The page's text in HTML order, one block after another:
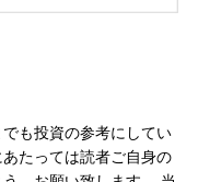
も投資の参考にしてい
たっては読者ご自身の